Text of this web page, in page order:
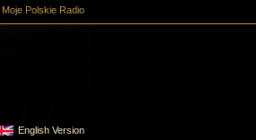
Moje Polskie Radio
English Version